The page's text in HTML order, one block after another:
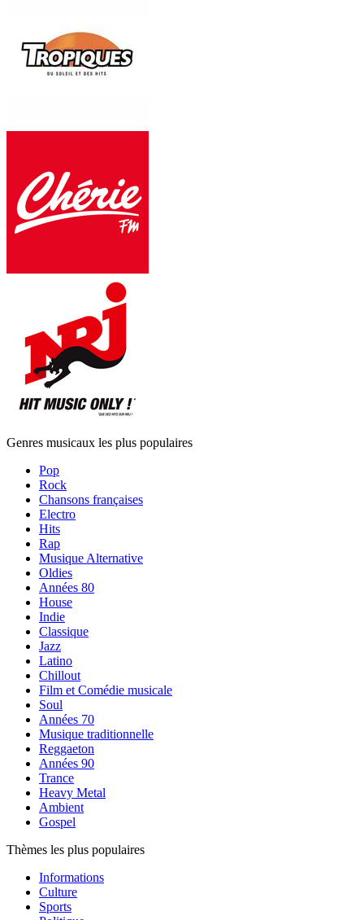
Genres musicaux les plus populaires
Pop
Rock
Chansons françaises
Electro
Hits
Rap
Musique Alternative
Oldies
Années 80
House
Indie
Classique
Jazz
Latino
Chillout
Film et Comédie musicale
Soul
Années 70
Musique traditionnelle
Reggaeton
Années 90
Trance
Heavy Metal
Ambient
Gospel
Thèmes les plus populaires
Informations
Culture
Sports